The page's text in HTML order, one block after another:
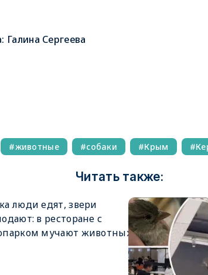
Галина Сергеева
животные собаки Крым
Читать также:
люди едят, звери
в ресторане с
мучают животных